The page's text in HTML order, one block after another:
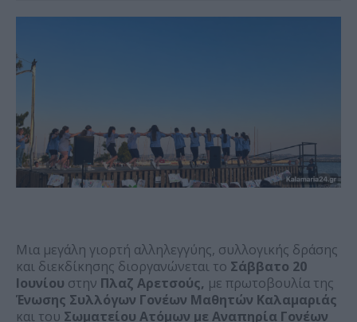
Μια μεγάλη γιορτή αλληλεγγύης, συλλογικής δράσης
και διεκδίκησης διοργανώνεται το Σάββατο 20
Ιουνίου στην Πλαζ Αρετσούς, με πρωτοβουλία της
Ένωσης Συλλόγων Γονέων Μαθητών Καλαμαριάς
και του Σωματείου Ατόμων με Αναπηρία Γονέων